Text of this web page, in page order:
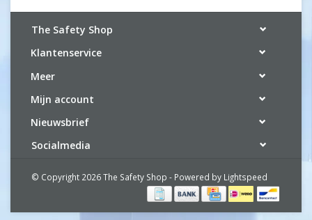
The Safety Shop
Klantenservice
Meer
Mijn account
Nieuwsbrief
Socialmedia
© Copyright 2026 The Safety Shop - Powered by Lightspeed